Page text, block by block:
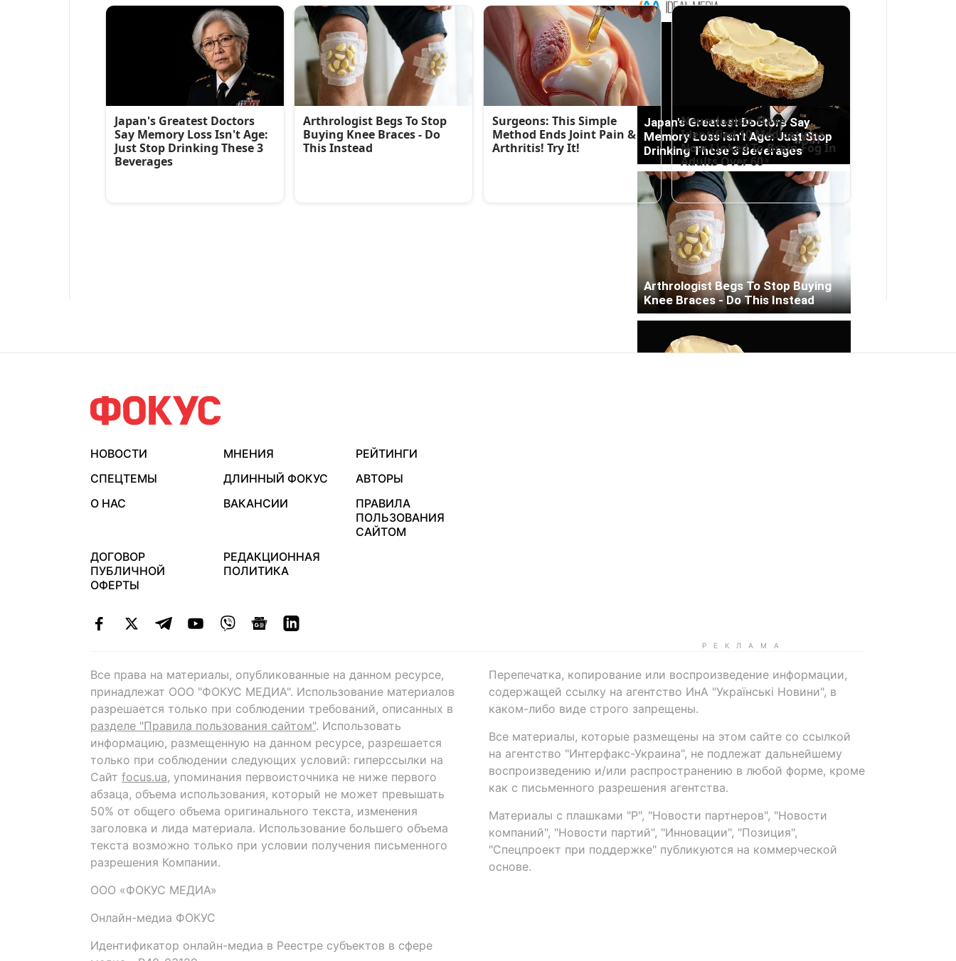
НОВОСТИ МНЕНИЯ
РЕЙТИНГИ
СПЕЦТЕМЫ
ДЛИННЫЙ ФОКУС
АВТОРЫ
О НАС
ВАКАНСИИ
ПРАВИЛА
ПОЛЬЗОВАНИЯ
САЙТОМ
ДОГОВОР
ПУБЛИЧНОЙ
ОФЕРТЫ
РЕДАКЦИОННАЯ
ПОЛИТИКА
Все права на материалы, опубликованные на данном ресурсе,
принадлежат ООО "ФОКУС МЕДИА". Использование материалов
разрешается только при соблюдении требований, описанных в
разделе "Правила пользования сайтом". Использовать
информацию, размещенную на данном ресурсе, разрешается
только при соблюдении следующих условий: гиперссылки на
Сайт focus.ua, упоминания первоисточника не ниже первого
абзаца, объема использования, который не может превышать
50% от общего объема оригинального текста, изменения
заголовка и лида материала. Использование большего объема
текста возможно только при условии получения письменного
разрешения Компании.
ООО «ФОКУС МЕДИА»
Онлайн-медиа ФОКУС
Идентификатор онлайн-медиа в Реестре субъектов в сфере
Перепечатка, копирование или воспроизведение информации,
содержащей ссылку на агентство ИнА "Українські Новини", в
каком-либо виде строго запрещены.
Все материалы, которые размещены на этом сайте со ссылкой
на агентство "Интерфакс-Украина", не подлежат дальнейшему
воспроизведению и/или распространению в любой форме, кроме
как с письменного разрешения агентства.
Материалы с плашками "Р", "Новости партнеров", "Новости
компаний", "Новости партий", "Инновации", "Позиция",
"Спецпроект при поддержке" публикуются на коммерческой
основе.